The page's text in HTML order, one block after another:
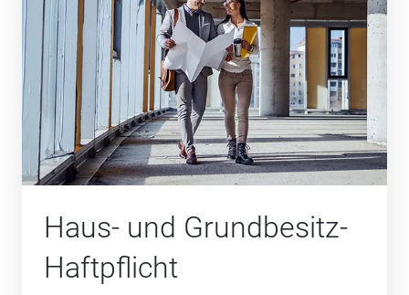
Haus- und Grundbesitz-
Haftpflicht